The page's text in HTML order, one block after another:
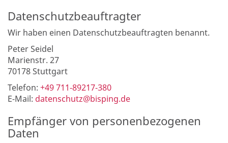
Datenschutz­beauftragter
Wir haben einen Datenschutzbeauftragten benannt.
Peter Seidel
Marienstr. 27
70178 Stuttgart
Telefon: +49 711-89217-380
E-Mail: datenschutz@bisping.de
Empfänger von personenbezogenen
Daten